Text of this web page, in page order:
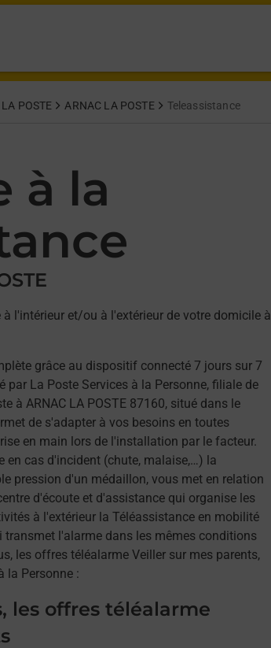
POSTE ARNAC LA POSTE Teleassistance
à la
l'intérieur et/ou à l'extérieur de votre domicile à
grâce au dispositif connecté 7 jours sur 7
par La Poste Services à la Personne, filiale de
à ARNAC LA POSTE 87160, situé dans le
de s'adapter à vos besoins en toutes
en main lors de l'installation par le facteur.
en cas d'incident (chute, malaise,…) la
pression d'un médaillon, vous met en relation
d'écoute et d'assistance qui organise les
à l'extérieur la Téléassistance en mobilité
transmet l'alarme dans les mêmes conditions
les offres téléalarme Veiller sur mes parents,
la Personne :
les offres téléalarme